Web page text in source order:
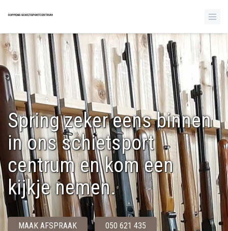
Spring zeker eens binnen
in ons schietsport
centrum en kom een
kijkje nemen.
MAAK AFSPRAAK 050 621 435